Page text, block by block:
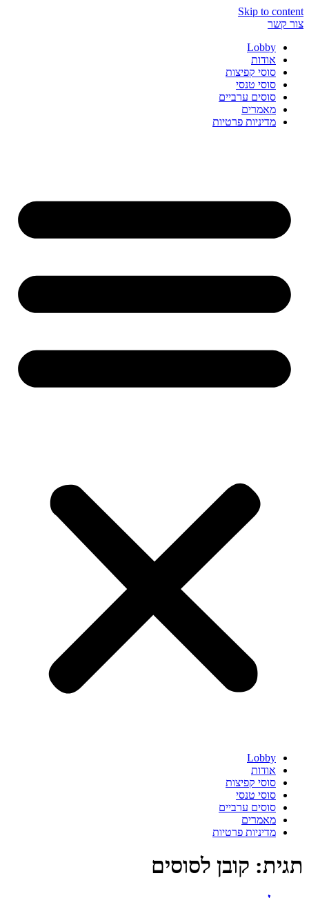
Skip to content
צור קשר
Lobby
אודות
סוסי קפיצות
סוסי טנסי
סוסים ערביים
מאמרים
מדיניות פרטיות
Lobby
אודות
סוסי קפיצות
סוסי טנסי
סוסים ערביים
מאמרים
מדיניות פרטיות
תגית: קובן לסוסים